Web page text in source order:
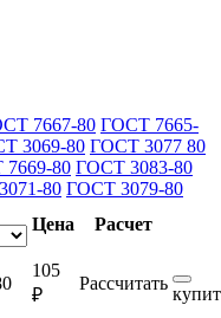
7667-80 ГОСТ 7665-
3069-80 ГОСТ 3077 80
80 ГОСТ 3083-80
80 ГОСТ 3079-80
Цена
Расчет
105
₽
Рассчитать